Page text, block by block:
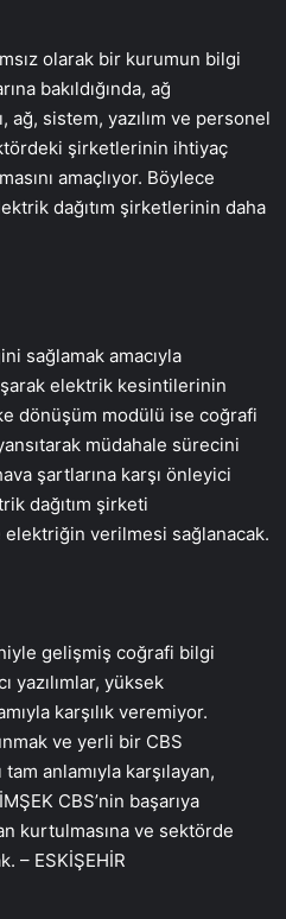
olarak bir kurumun bilgi
bakıldığında, ağ
ağ, sistem, yazılım ve personel
şirketlerinin ihtiyaç
amaçlıyor. Böylece
dağıtım şirketlerinin daha
sağlamak amacıyla
elektrik kesintilerinin
dönüşüm modülü ise coğrafi
müdahale sürecini
şartlarına karşı önleyici
dağıtım şirketi
elektriğin verilmesi sağlanacak.
gelişmiş coğrafi bilgi
yazılımlar, yüksek
karşılık veremiyor.
ve yerli bir CBS
anlamıyla karşılayan,
CBS’nin başarıya
kurtulmasına ve sektörde
– ESKİŞEHİR